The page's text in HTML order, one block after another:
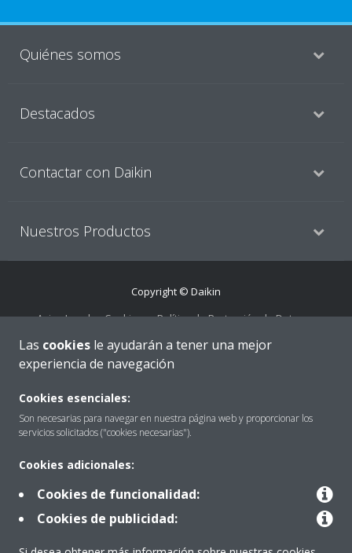
Quiénes somos
Destacados
Contactar con Daikin
Nuestros Productos
Copyright © Daikin
Aviso Legal
Cookies
Política de Protección de Datos
Ética corporativa
Prensa Data Act
Las cookies le ayudarán a tener una mejor
experiencia de navegación
Cookies esenciales:
Son necesarias para navegar en nuestra página web y proporcionar los
servicios solicitados ("cookies necesarias").
Cookies adicionales:
Cookies de funcionalidad:
Cookies de publicidad: